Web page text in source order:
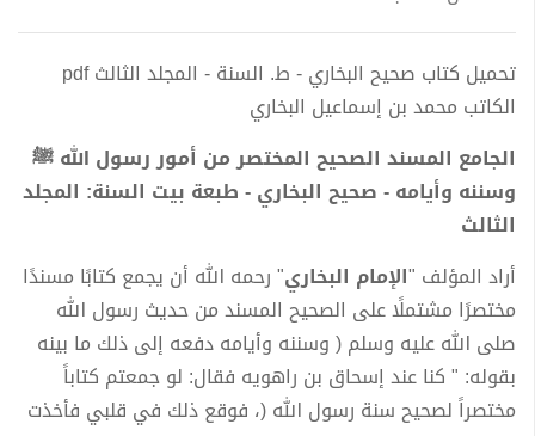
تحميل كتاب صحيح البخاري - ط. السنة - المجلد الثالث pdf
الكاتب محمد بن إسماعيل البخاري
الجامع المسند الصحيح المختصر من أمور رسول الله ﷺ
وسننه وأيامه - صحيح البخاري - طبعة بيت السنة: المجلد
الثالث
أراد المؤلف "الإمام البخاري" رحمه الله أن يجمع كتابًا مسندًا
مختصرًا مشتملًا على الصحيح المسند من حديث رسول الله
صلى الله عليه وسلم ( وسننه وأيامه دفعه إلى ذلك ما بينه
بقوله: " كنا عند إسحاق بن راهويه فقال: لو جمعتم كتاباً
مختصراً لصحيح سنة رسول الله (، فوقع ذلك في قلبي فأخذت